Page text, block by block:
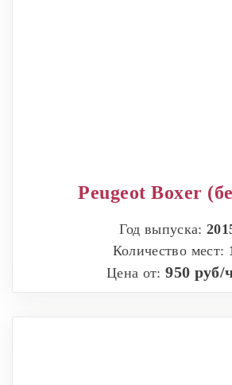
Peugeot Boxer
Год выпуска:
Количество мест:
Цена от:950 руб/